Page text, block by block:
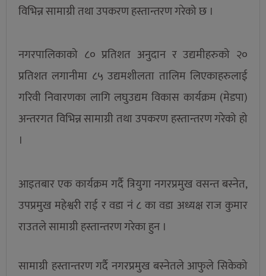
विभिन्न सामाग्री तथा उपकरण हस्तान्तरण गरेको छ ।
नगरपालिकाको ८० प्रतिशत अनुदान र उद्यमीहरुको २०
प्रतिशत लगानीमा ८५ उद्यमशीलता तालिम लिएकाहरुलाई
गरिवी निवारणका लागि लघुउद्यम विकास कार्यक्रम (मेडपा)
अन्तरगत विभिन्न सामाग्री तथा उपकरण हस्तान्तरण गरेको हो
।
आइतबार एक कार्यक्रम गर्दै त्रियुगा नगरप्रमुख वसन्त बस्नेत,
उपप्रमुख महेश्वरी राई र वडा नं ८ का वडा अध्यक्ष राज कुमार
राउतले सामाग्री हस्तान्तरण गरेका हुन ।
सामाग्री हस्तान्तरण गर्दै नगरप्रमुख बस्नेतले आफुले सिकेको